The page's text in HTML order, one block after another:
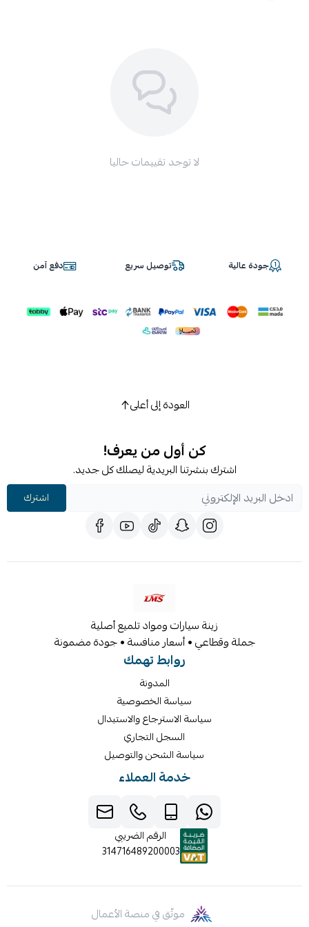
لا توجد تقييمات حاليا
جودة عالية توصيل سريع دفع آمن
العودة إلى أعلى
كن أول من يعرف!
اشترك بنشرتنا البريدية ليصلك كل جديد.
اشترك
زينة سيارات ومواد تلميع أصلية
جملة وقطاعي • أسعار منافسة • جودة مضمونة
روابط تهمك
المدونة
سياسة الخصوصية
سياسة الاسترجاع والاستبدال
السجل التجاري
سياسة الشحن والتوصيل
خدمة العملاء
الرقم الضريبي
314716489200003
موثّق في منصة الأعمال